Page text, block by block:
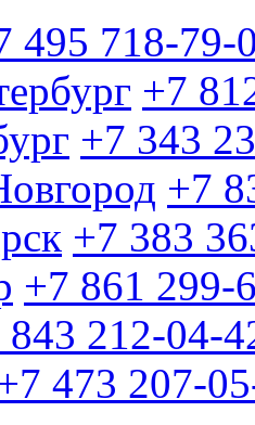
495 718-79-
+7
+7 343
+7
+7 383
+7 861 299-
843 212-04-
473 207-